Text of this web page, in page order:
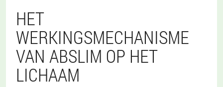
HET
WERKINGSMECHANISME
VAN ABSLIM OP HET
LICHAAM